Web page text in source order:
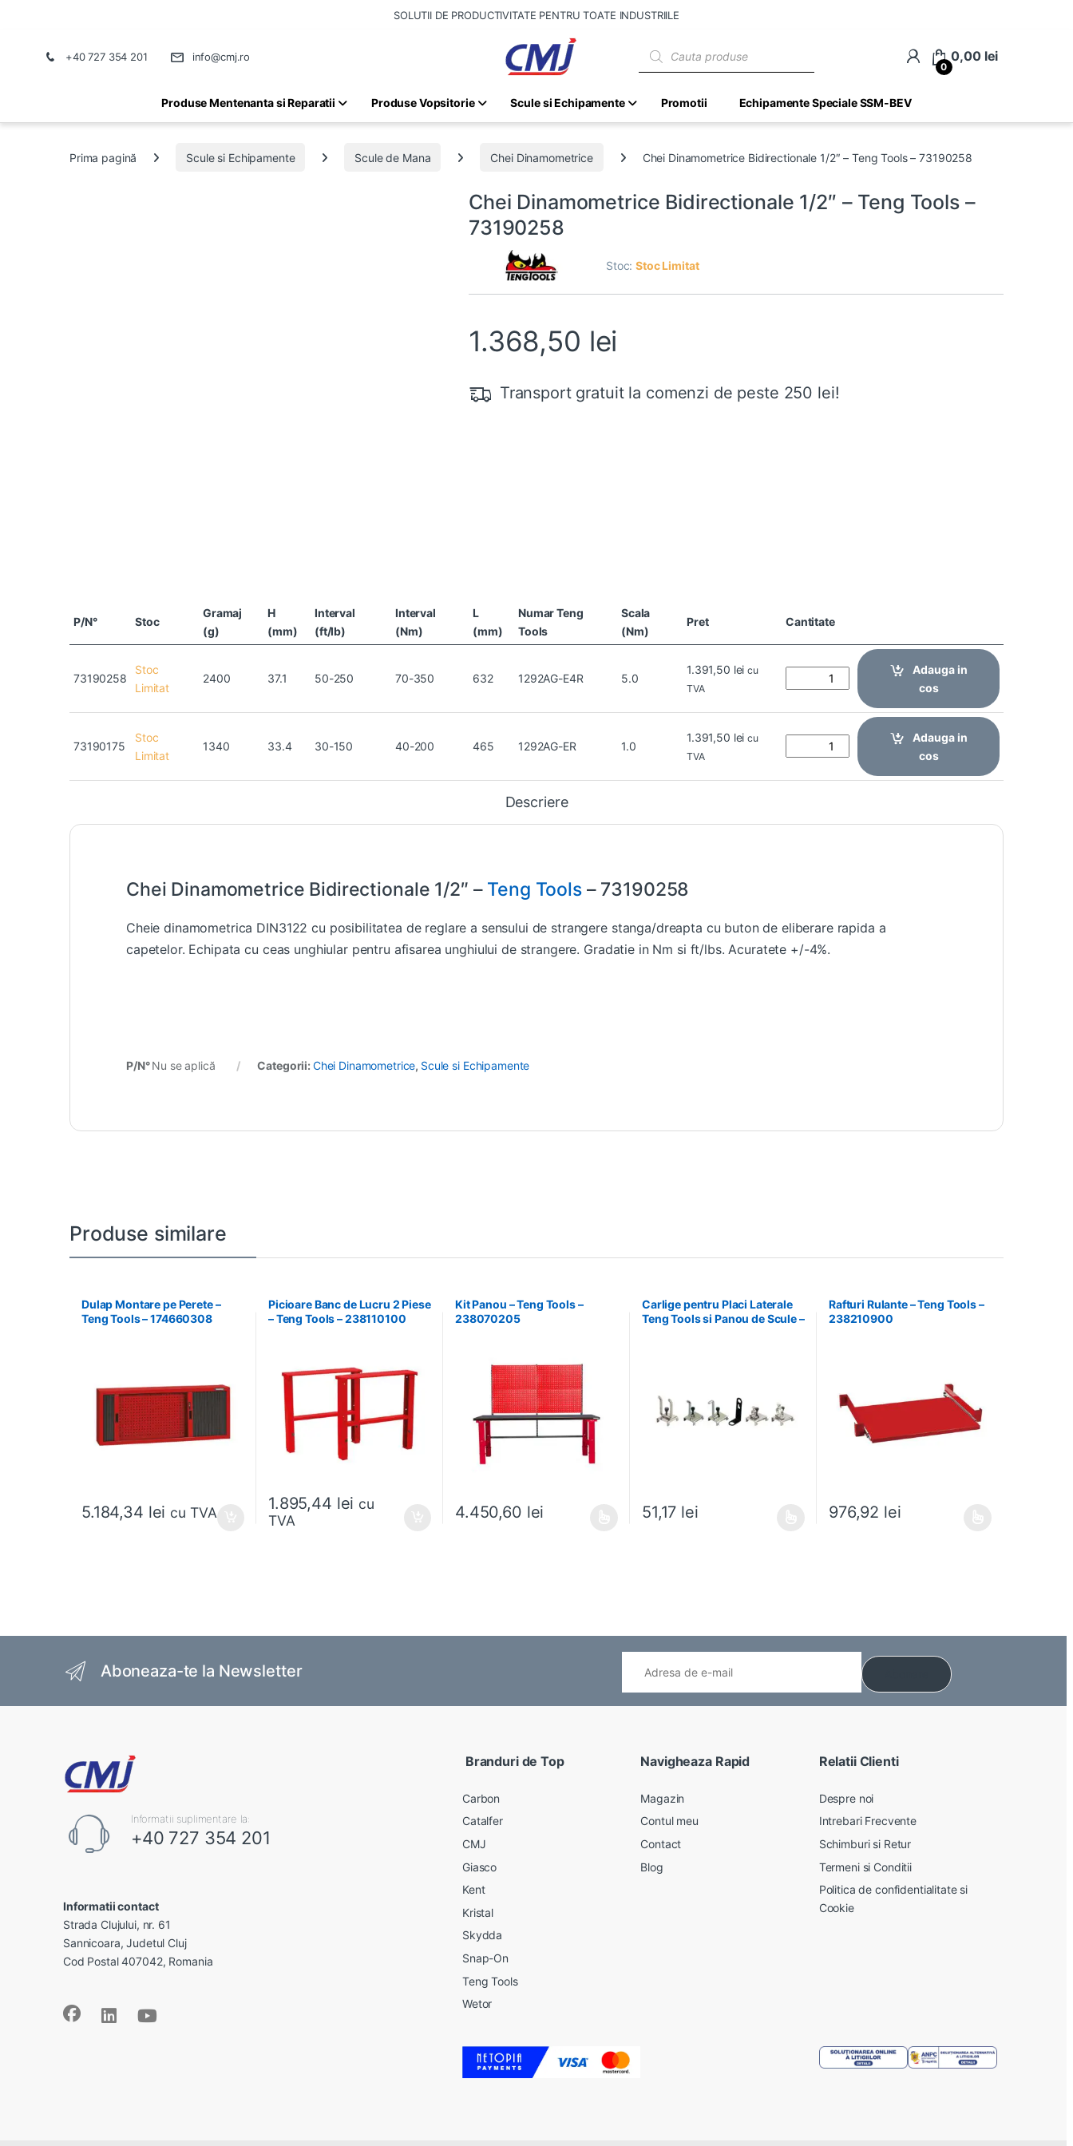
SOLUTII DE PRODUCTIVITATE PENTRU TOATE INDUSTRIILE
+40 727 354 201 info@cmj.ro
0
0,00 lei
Produse Mentenanta si Reparatii Produse Vopsitorie Scule si Echipamente Promotii Echipamente Speciale SSM-BEV
Prima pagină Scule si Echipamente Scule de Mana Chei Dinamometrice Chei Dinamometrice Bidirectionale 1/2″ – Teng Tools – 73190258
Chei Dinamometrice Bidirectionale 1/2″ – Teng Tools –
73190258
Stoc:Stoc Limitat
1.368,50 lei
Transport gratuit la comenzi de peste 250 lei!
P/N° Stoc
Gramaj
(g)
H
(mm)
Interval
(ft/lb)
Interval
(Nm)
L
(mm)
Numar Teng
Tools
Scala
(Nm)
Pret Cantitate
73190258
Stoc
Limitat
2400 37.1 50-250 70-350 632 1292AG-E4R 5.0
1.391,50 lei cu
TVA
Adauga in
cos
73190175
Stoc
Limitat
1340 33.4 30-150 40-200 465 1292AG-ER 1.0
1.391,50 lei cu
TVA
Adauga in
cos
Descriere
Chei Dinamometrice Bidirectionale 1/2″ – Teng Tools– 73190258
Cheie dinamometrica DIN3122 cu posibilitatea de reglare a sensului de strangere stanga/dreapta cu buton de eliberare rapida a
capetelor. Echipata cu ceas unghiular pentru afisarea unghiului de strangere. Gradatie in Nm si ft/lbs. Acuratete +/-4%.
P/N°Nu se aplică Categorii: Chei Dinamometrice, Scule si Echipamente
Produse similare
Dulap Montare pe Perete –
Teng Tools – 174660308
5.184,34 lei cu TVA
Picioare Banc de Lucru 2 Piese
– Teng Tools – 238110100
1.895,44 lei cu
TVA
Kit Panou – Teng Tools –
238070205
4.450,60 lei
Carlige pentru Placi Laterale
Teng Tools si Panou de Scule –
51,17 lei
Rafturi Rulante – Teng Tools –
238210900
976,92 lei
Aboneaza-te la Newsletter
Informatii suplimentare la:
+40 727 354 201
Informatii contact
Strada Clujului, nr. 61
Sannicoara, Judetul Cluj
Cod Postal 407042, Romania
Branduri de Top
Carbon
Catalfer
CMJ
Giasco
Kent
Kristal
Skydda
Snap-On
Teng Tools
Wetor
Navigheaza Rapid
Magazin
Contul meu
Contact
Blog
Relatii Clienti
Despre noi
Intrebari Frecvente
Schimburi si Retur
Termeni si Conditii
Politica de confidentialitate si
Cookie